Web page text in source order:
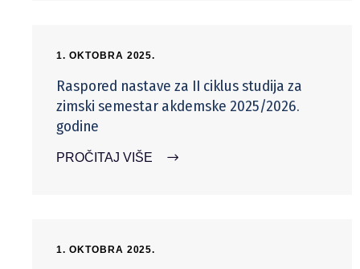
1. OKTOBRA 2025.
Raspored nastave za II ciklus studija za
zimski semestar akdemske 2025/2026.
godine
PROČITAJ VIŠE
1. OKTOBRA 2025.